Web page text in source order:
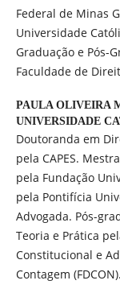
Federal de Minas
Universidade
Graduação e Pós-
Faculdade de
PAULA OLIVEIRA
UNIVERSIDADE
Doutoranda em
pela CAPES.
pela Fundação
pela Pontifícia
Advogada. Pós-
Teoria e Prática
Constitucional e
Contagem